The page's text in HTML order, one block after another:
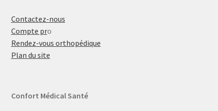
Contactez-nous
Compte pro
Rendez-vous orthopédique
Plan du site
Confort Médical Santé